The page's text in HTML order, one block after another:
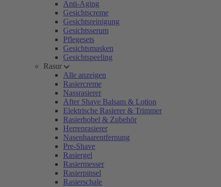
Anti-Aging
Gesichtscreme
Gesichtsreinigung
Gesichtsserum
Pflegesets
Gesichtsmasken
Gesichtspeeling
Rasur
Alle anzeigen
Rasiercreme
Nassrasierer
After Shave Balsam & Lotion
Elektrische Rasierer & Trimmer
Rasierhobel & Zubehör
Herrenrasierer
Nasenhaarentfernung
Pre-Shave
Rasiergel
Rasiermesser
Rasierpinsel
Rasierschale